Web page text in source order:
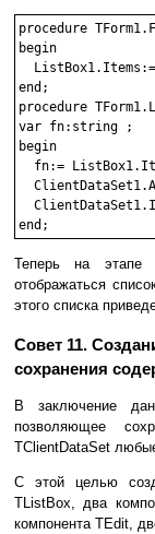
procedure
begin
end;
procedure
var fn:string ;
begin
fn:=
Теперь на этапе
отображаться
этого списка
Совет 11.
сохранения
В заключение
позволяющее
TClientDataSet
С этой целью
TListBox, два
компонента TEdit,